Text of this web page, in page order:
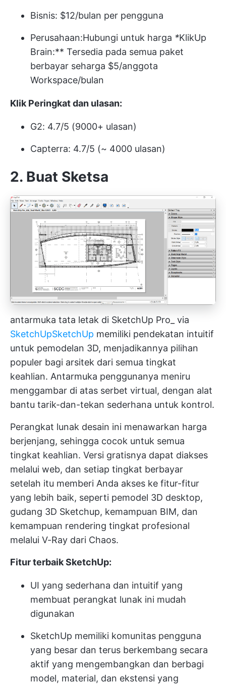
Bisnis: $12/bulan per pengguna
Perusahaan:Hubungi untuk harga *KlikUp
Brain:** Tersedia pada semua paket
berbayar seharga $5/anggota
Workspace/bulan
Klik Peringkat dan ulasan:
G2: 4.7/5 (9000+ ulasan)
Capterra: 4.7/5 (~ 4000 ulasan)
2. Buat Sketsa
antarmuka tata letak di SketchUp Pro_ via
SketchUpSketchUp memiliki pendekatan intuitif
untuk pemodelan 3D, menjadikannya pilihan
populer bagi arsitek dari semua tingkat
keahlian. Antarmuka penggunanya meniru
menggambar di atas serbet virtual, dengan alat
bantu tarik-dan-tekan sederhana untuk kontrol.
Perangkat lunak desain ini menawarkan harga
berjenjang, sehingga cocok untuk semua
tingkat keahlian. Versi gratisnya dapat diakses
melalui web, dan setiap tingkat berbayar
setelah itu memberi Anda akses ke fitur-fitur
yang lebih baik, seperti pemodel 3D desktop,
gudang 3D Sketchup, kemampuan BIM, dan
kemampuan rendering tingkat profesional
melalui V-Ray dari Chaos.
Fitur terbaik SketchUp:
UI yang sederhana dan intuitif yang
membuat perangkat lunak ini mudah
digunakan
SketchUp memiliki komunitas pengguna
yang besar dan terus berkembang secara
aktif yang mengembangkan dan berbagi
model, material, dan ekstensi yang